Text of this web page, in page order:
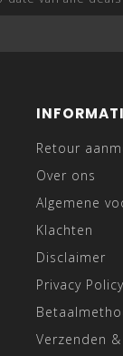
Retour
Over ons
Algemene
Klachten
Disclaimer
Privacy Policy
Verzenden